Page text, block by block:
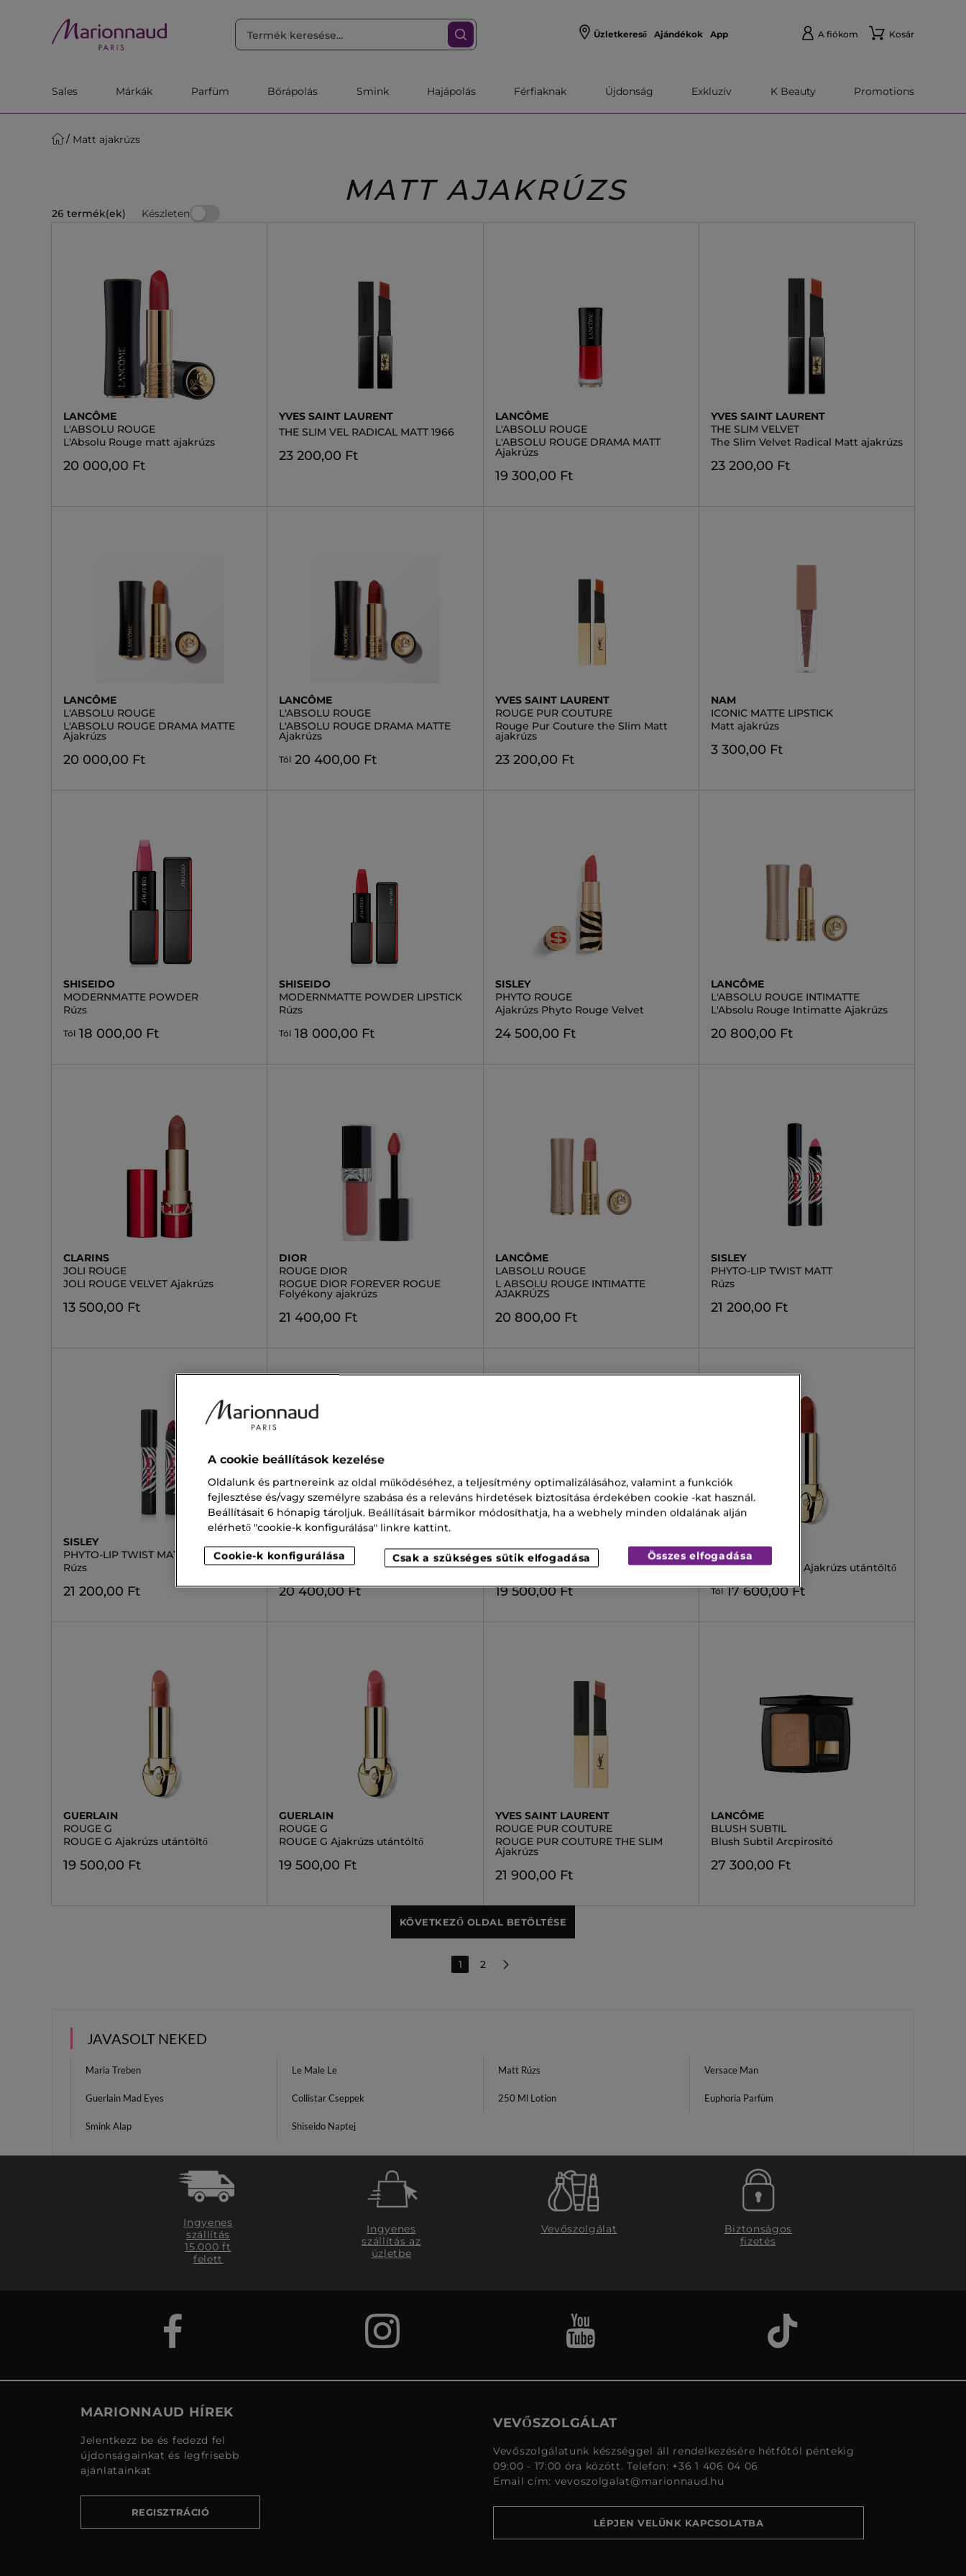
Üzletkereső Ajándékok App A fiókom Kosár
Sales Márkák Parfüm Bőrápolás Smink Hajápolás Férfiaknak Újdonság Exkluzív K Beauty Promotions
Matt ajakrúzs
MATT AJAKRÚZS
26 termék(ek) Készleten
LANCÔME
L'ABSOLU ROUGE
L'Absolu Rouge matt ajakrúzs
20 000,00 Ft
YVES SAINT LAURENT
THE SLIM VEL RADICAL MATT 1966
23 200,00 Ft
LANCÔME
L'ABSOLU ROUGE
L'ABSOLU ROUGE DRAMA MATT
Ajakrúzs
19 300,00 Ft
YVES SAINT LAURENT
THE SLIM VELVET
The Slim Velvet Radical Matt ajakrúzs
23 200,00 Ft
LANCÔME
L'ABSOLU ROUGE
L'ABSOLU ROUGE DRAMA MATTE
Ajakrúzs
20 000,00 Ft
LANCÔME
L'ABSOLU ROUGE
L'ABSOLU ROUGE DRAMA MATTE
Ajakrúzs
Tól 20 400,00 Ft
YVES SAINT LAURENT
ROUGE PUR COUTURE
Rouge Pur Couture the Slim Matt
ajakrúzs
23 200,00 Ft
NAM
ICONIC MATTE LIPSTICK
Matt ajakrúzs
3 300,00 Ft
SHISEIDO
MODERNMATTE POWDER
Rúzs
Tól 18 000,00 Ft
SHISEIDO
MODERNMATTE POWDER LIPSTICK
Rúzs
Tól 18 000,00 Ft
SISLEY
PHYTO ROUGE
Ajakrúzs Phyto Rouge Velvet
24 500,00 Ft
LANCÔME
L'ABSOLU ROUGE INTIMATTE
L'Absolu Rouge Intimatte Ajakrúzs
20 800,00 Ft
CLARINS
JOLI ROUGE
JOLI ROUGE VELVET Ajakrúzs
13 500,00 Ft
DIOR
ROUGE DIOR
ROGUE DIOR FOREVER ROGUE
Folyékony ajakrúzs
21 400,00 Ft
LANCÔME
LABSOLU ROUGE
L ABSOLU ROUGE INTIMATTE
AJAKRÚZS
20 800,00 Ft
SISLEY
PHYTO-LIP TWIST MATT
Rúzs
21 200,00 Ft
SISLEY
PHYTO-LIP TWIST MATT
Rúzs
21 200,00 Ft
KISS KISS
Kiss Kiss Tender Matte Ajakrúzs
20 400,00 Ft
ROUGE G
ROUGE G VELVET Ajakrúzs utántöltő
19 500,00 Ft
ROUGE G
ROUGE G VELVET Ajakrúzs utántöltő
Tól 17 600,00 Ft
GUERLAIN
ROUGE G
ROUGE G Ajakrúzs utántöltő
19 500,00 Ft
GUERLAIN
ROUGE G
ROUGE G Ajakrúzs utántöltő
19 500,00 Ft
YVES SAINT LAURENT
ROUGE PUR COUTURE
ROUGE PUR COUTURE THE SLIM
Ajakrúzs
21 900,00 Ft
LANCÔME
BLUSH SUBTIL
Blush Subtil Arcpirosító
27 300,00 Ft
KÖVETKEZŐ OLDAL BETÖLTÉSE
1 2
JAVASOLT NEKED
Maria Treben Le Male Le Matt Rúzs Versace Man
Guerlain Mad Eyes Collistar Cseppek 250 Ml Lotion Euphoria Parfüm
Smink Alap Shiseido Naptej
Ingyenes
szállítás
15.000 ft
felett
Ingyenes
szállítás az
üzletbe
Vevőszolgálat
Biztonságos
fizetés
MARIONNAUD HÍREK
Jelentkezz be és fedezd fel
újdonságainkat és legfrisebb
ajánlatainkat
REGISZTRÁCIÓ
VEVŐSZOLGÁLAT
Vevőszolgálatunk készséggel áll rendelkezésére hétfőtől péntekig
09:00 - 17:00 óra között. Telefon: +36 1 406 04 06
Email cím: vevoszolgalat@marionnaud.hu
LÉPJEN VELÜNK KAPCSOLATBA
A cookie beállítások kezelése
Oldalunk és partnereink az oldal működéséhez, a teljesítmény optimalizálásához, valamint a funkciók
fejlesztése és/vagy személyre szabása és a releváns hirdetések biztosítása érdekében cookie -kat használ.
Beállításait 6 hónapig tároljuk. Beállításait bármikor módosíthatja, ha a webhely minden oldalának alján
elérhető "cookie-k konfigurálása" linkre kattint.
Cookie-k konfigurálása Csak a szükséges sütik elfogadása Összes elfogadása